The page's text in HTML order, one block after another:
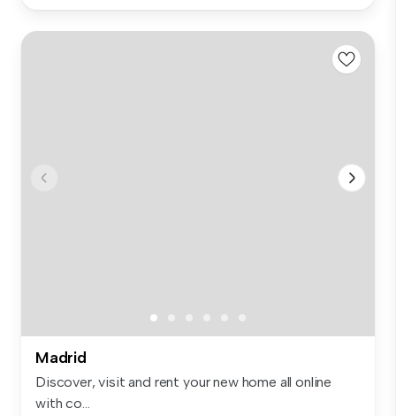
Madrid
Discover, visit and rent your new home all online
with co...